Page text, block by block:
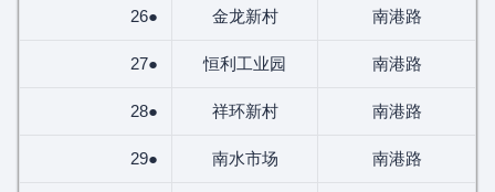
26● 金龙新村 南港路
27● 恒利工业园 南港路
28● 祥环新村 南港路
29● 南水市场 南港路